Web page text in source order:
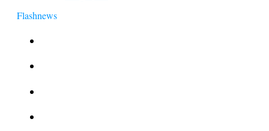
Flashnews